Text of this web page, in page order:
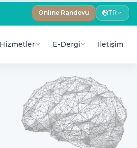
Online Randevu TR
E-Dergi İletişim